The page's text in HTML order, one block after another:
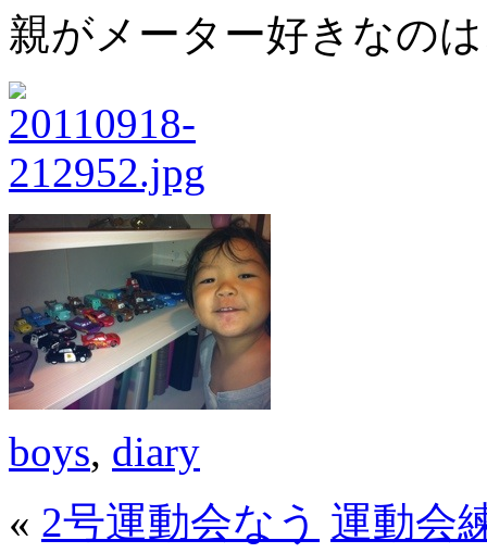
親がメーター好きなの
boys, diary
« 2号運動会なう 運動会